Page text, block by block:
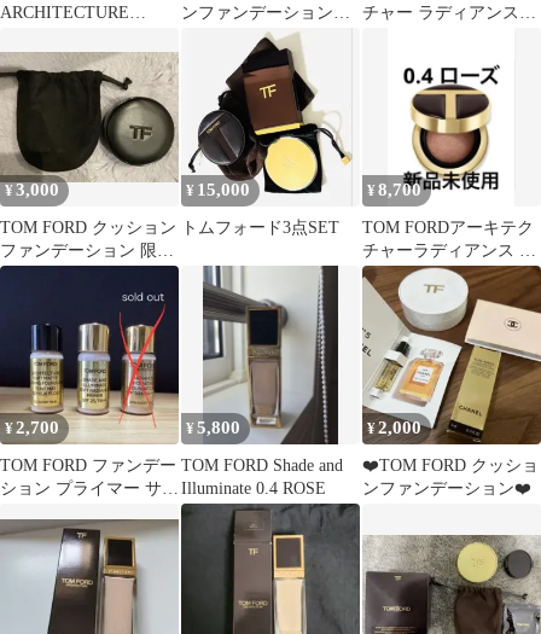
ARCHITECTURE
ンファンデーション用
チャー ラディアンス
¥3,000
TOM FORD クッション
ファンデーション 限定
デザイン
¥ 15,000
トムフォード3点SET
¥8,700
TOM FORDアーキテク
チャーラディアンス ハ
イドレーティング 0.4
ローズ
¥2,700
TOM FORD ファンデー
ション プライマー サン
¥5,800
TOM FORD Shade and
Illuminate 0.4 ROSE
¥2,000
❤️TOM FORD クッショ
ンファンデーション❤️